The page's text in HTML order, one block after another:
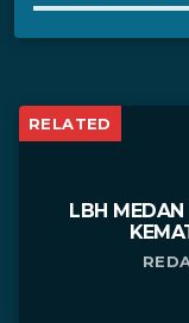
RELATED
LBH